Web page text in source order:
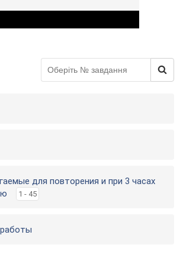
для повторения и при 3 часах
1 - 45